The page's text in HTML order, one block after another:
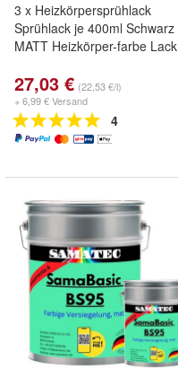
3 x Heizkörpersprühlack
Sprühlack je 400ml Schwarz
MATT Heizkörper-farbe Lack
27,03 € (22,53 €/l)
+ 6,99 € Versand
4